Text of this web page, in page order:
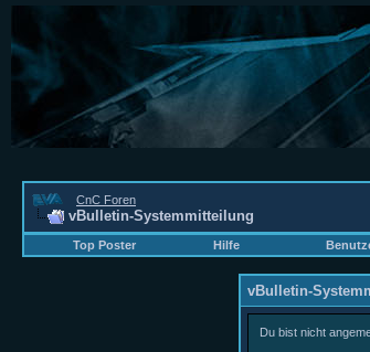
CnC Foren
vBulletin-Systemmitteilung
Top Poster
Hilfe
vBulletin-
Du bist nicht